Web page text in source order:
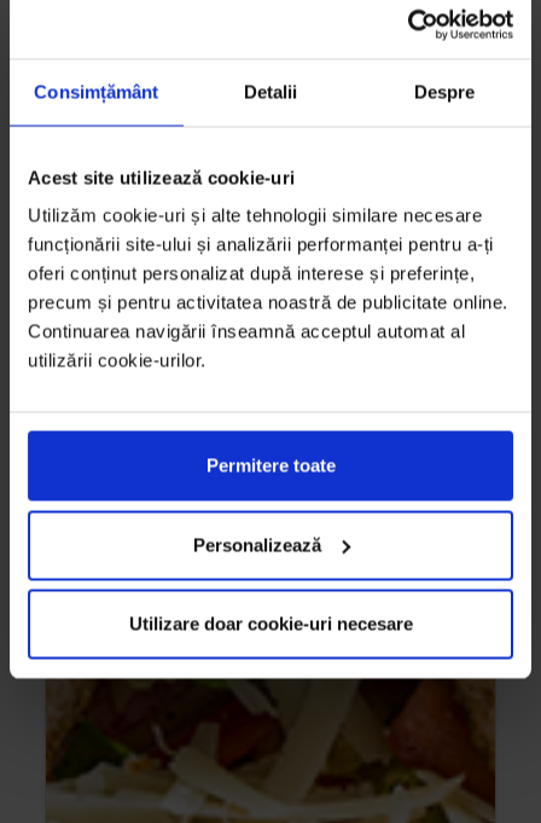
Consimțământ Detalii Despre
Acest site utilizează cookie-uri
Utilizăm cookie-uri și alte tehnologii similare necesare
funcționării site-ului și analizării performanței pentru a-ți
oferi conținut personalizat după interese și preferințe,
precum și pentru activitatea noastră de publicitate online.
Continuarea navigării înseamnă acceptul automat al
utilizării cookie-urilor.
Permitere toate
Personalizează
Utilizare doar cookie-uri necesare